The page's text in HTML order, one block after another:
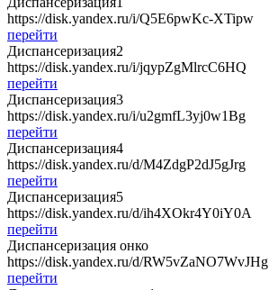
https://disk.yandex.ru/i/Q5E6pwKc-XTipw
перейти
Диспансеризация2
https://disk.yandex.ru/i/jqypZgMlrcC6HQ
перейти
Диспансеризация3
https://disk.yandex.ru/i/u2gmfL3yj0w1Bg
перейти
Диспансеризация4
https://disk.yandex.ru/d/M4ZdgP2dJ5gJrg
перейти
Диспансеризация5
https://disk.yandex.ru/d/ih4XOkr4Y0iY0A
перейти
Диспансеризация онко
https://disk.yandex.ru/d/RW5vZaNO7WvJHg
перейти